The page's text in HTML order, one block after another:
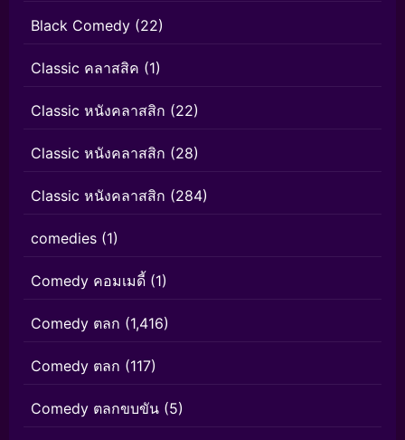
Black Comedy (22)
Classic คลาสสิค (1)
Classic หนังคลาสสิก (22)
Classic หนังคลาสสิก (28)
Classic หนังคลาสสิก (284)
comedies (1)
Comedy คอมเมดี้ (1)
Comedy ตลก (1,416)
Comedy ตลก (117)
Comedy ตลกขบขัน (5)